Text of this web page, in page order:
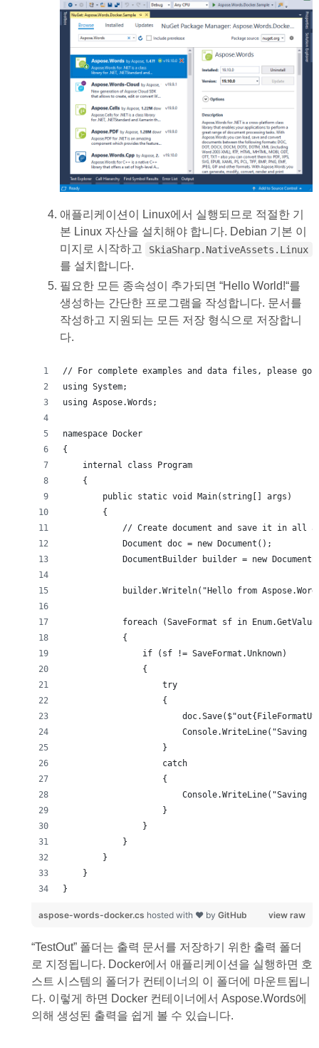
애플리케이션이 Linux에서 실행되므로 적절한 기
본 Linux 자산을 설치해야 합니다. Debian 기본 이
미지로 시작하고
SkiaSharp.NativeAssets.Linux
를 설치합니다.
필요한 모든 종속성이 추가되면 “Hello World!“를
생성하는 간단한 프로그램을 작성합니다. 문서를
작성하고 지원되는 모든 저장 형식으로 저장합니
다.
namespace Docker
    internal class Program
                    try
                    catch
}
view raw
aspose-words-docker.cs hosted with ❤ by GitHub
“TestOut” 폴더는 출력 문서를 저장하기 위한 출력 폴더
로 지정됩니다. Docker에서 애플리케이션을 실행하면 호
스트 시스템의 폴더가 컨테이너의 이 폴더에 마운트됩니
다. 이렇게 하면 Docker 컨테이너에서 Aspose.Words에
의해 생성된 출력을 쉽게 볼 수 있습니다.